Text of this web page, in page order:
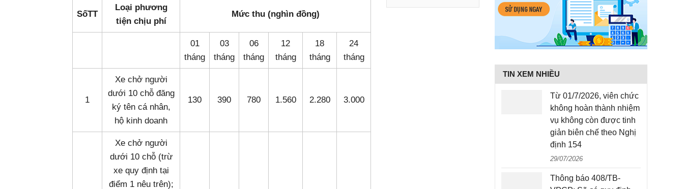
SốTT
Loại phương
tiện chịu phí
Mức thu (nghìn đồng)
01
tháng
03
tháng
06
tháng
12
tháng
18
tháng
24
tháng
1
Xe chở người
dưới 10 chỗ đăng
ký tên cá nhân,
hộ kinh doanh
130 390 780 1.560 2.280 3.000
Xe chở người
dưới 10 chỗ (trừ
xe quy định tại
điểm 1 nêu trên);
TIN XEM NHIỀU
Từ 01/7/2026, viên chức
không hoàn thành nhiệm
vụ không còn được tinh
giản biên chế theo Nghị
định 154
29/07/2026
Thông báo 408/TB-